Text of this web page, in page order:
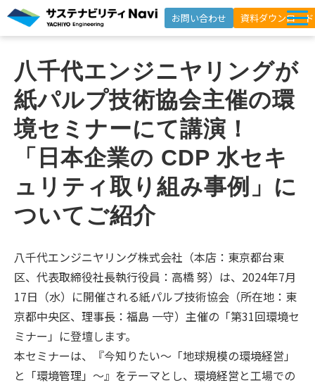
お問い合わせ 資料ダウンロード
選ばれる理由
支援事例
セミナー
インサイト
よくあるご質問
ニュースレター登録
八千代エンジニヤリングが
紙パルプ技術協会主催の環
境セミナーにて講演！
「日本企業の CDP 水セキ
ュリティ取り組み事例」に
ついてご紹介
八千代エンジニヤリング株式会社（本店：東京都台東
区、代表取締役社長執行役員：高橋 努）は、2024年7月
17日（水）に開催される紙パルプ技術協会（所在地：東
京都中央区、理事長：福島 一守）主催の「第31回環境セ
ミナー」に登壇します。
本セミナーは、『今知りたい～「地球規模の環境経営」
と「環境管理」～』をテーマとし、環境経営と工場での